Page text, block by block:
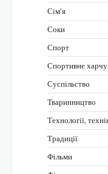
Сім’я
Соки
Спорт
Спортивне
Суспільство
Тваринництво
Технології,
Традиції
Фільми